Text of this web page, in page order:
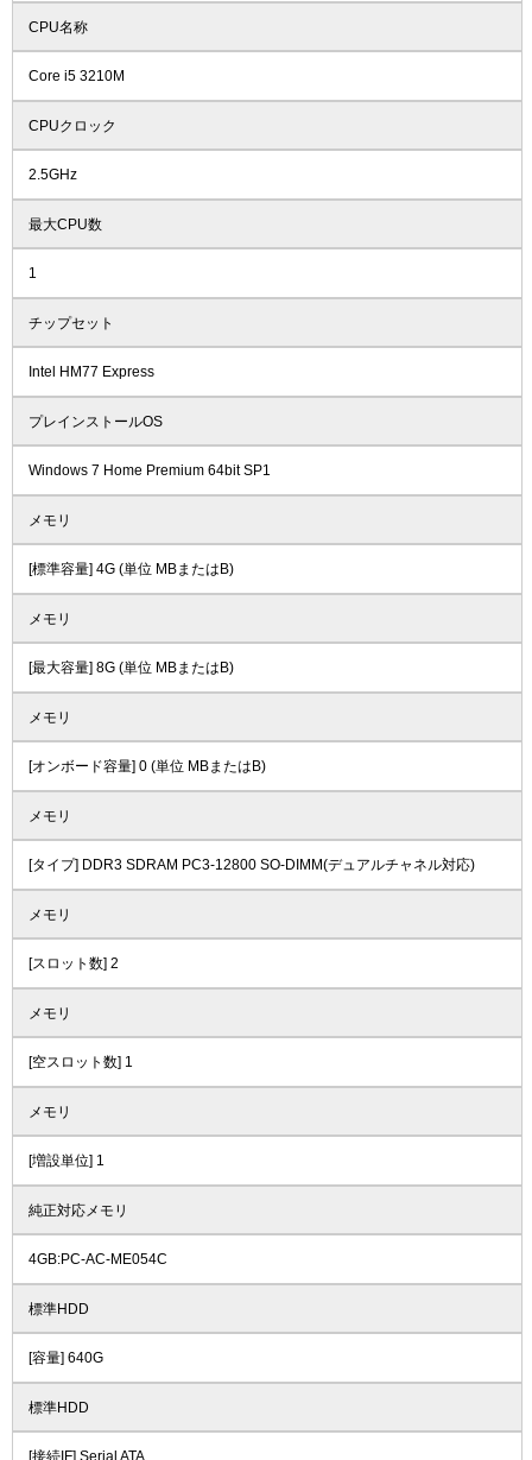
CPU名称
Core i5 3210M
CPUクロック
2.5GHz
最大CPU数
1
チップセット
Intel HM77 Express
プレインストールOS
Windows 7 Home Premium 64bit SP1
メモリ
[標準容量] 4G (単位 MBまたはB)
メモリ
[最大容量] 8G (単位 MBまたはB)
メモリ
[オンボード容量] 0 (単位 MBまたはB)
メモリ
[タイプ] DDR3 SDRAM PC3-12800 SO-DIMM(デュアルチャネル対応)
メモリ
[スロット数] 2
メモリ
[空スロット数] 1
メモリ
[増設単位] 1
純正対応メモリ
4GB:PC-AC-ME054C
標準HDD
[容量] 640G
標準HDD
[接続IF] Serial ATA